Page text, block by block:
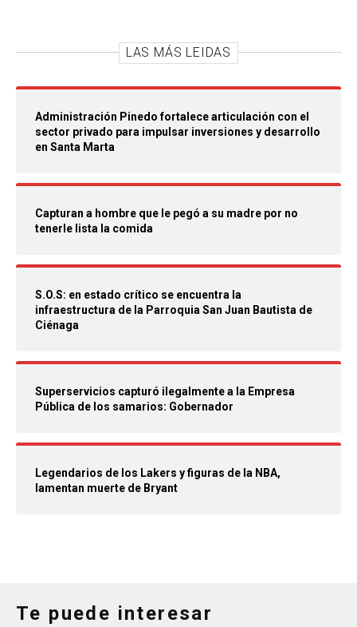
LAS MÁS LEIDAS
Administración Pinedo fortalece articulación con el
sector privado para impulsar inversiones y desarrollo
en Santa Marta
Capturan a hombre que le pegó a su madre por no
tenerle lista la comida
S.O.S: en estado crítico se encuentra la
infraestructura de la Parroquia San Juan Bautista de
Ciénaga
Superservicios capturó ilegalmente a la Empresa
Pública de los samarios: Gobernador
Legendarios de los Lakers y figuras de la NBA,
lamentan muerte de Bryant
Te puede interesar